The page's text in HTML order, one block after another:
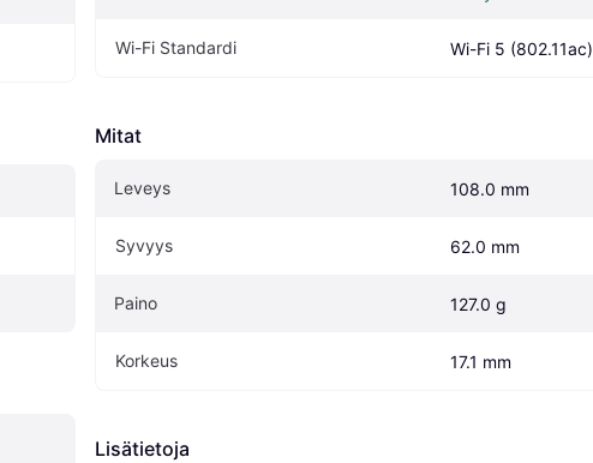
Wi-Fi Standardi Wi-Fi 5 (802.11ac)
Mitat
Leveys 108.0 mm
Syvyys 62.0 mm
Paino 127.0 g
Korkeus 17.1 mm
Lisätietoja